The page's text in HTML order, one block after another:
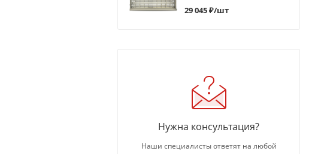
29 045₽/шт
Нужна консультация?
Наши специалисты ответят на любой